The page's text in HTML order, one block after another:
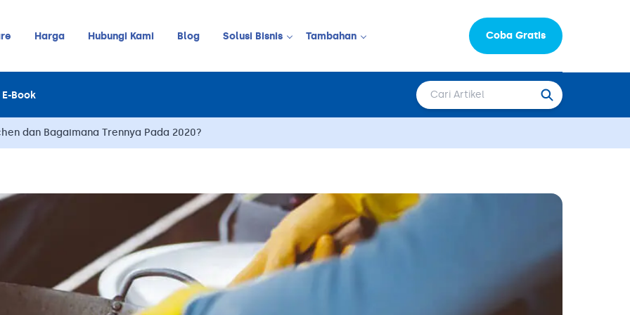
Online Order Management
Harga Hubungi Kami Blog Solusi Bisnis Tambahan
Informasi Perusahaan
Moka Learning Hub
Coba Gratis
E-Book
dan Bagaimana Trennya Pada 2020?